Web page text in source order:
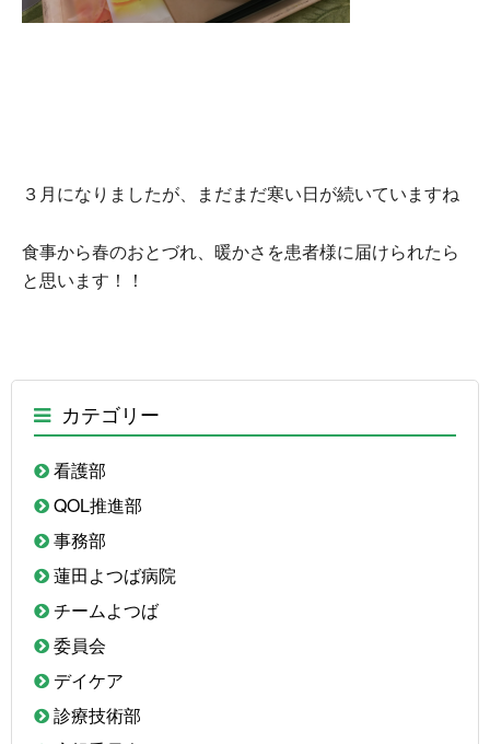
３月になりましたが、まだまだ寒い日が続いていますね
食事から春のおとづれ、暖かさを患者様に届けられたら
と思います！！
カテゴリー
看護部
QOL推進部
事務部
蓮田よつば病院
チームよつば
委員会
デイケア
診療技術部